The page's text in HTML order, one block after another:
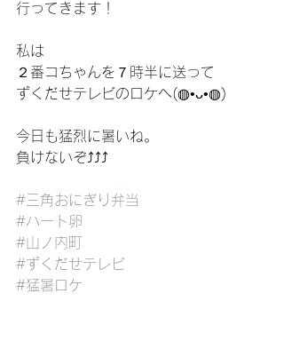
行ってきます！
私は
２番コちゃんを７時半に送って
ずくだせテレビのロケへ(◍•ᴗ•◍)
今日も猛烈に暑いね。
負けないぞ⤴⤴⤴
#三角おにぎり弁当
#ハート卵
#山ノ内町
#ずくだせテレビ
#猛暑ロケ